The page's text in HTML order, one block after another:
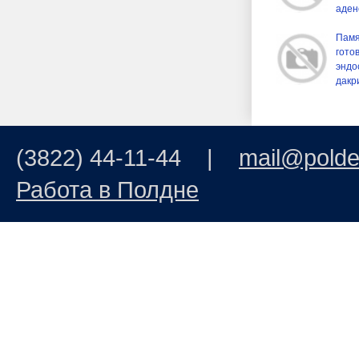
(3822) 44-11-44 |
Работа в Полдне